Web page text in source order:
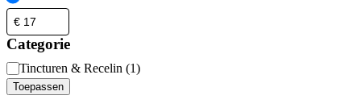
Categorie
Categorie
Tincturen & Recelin (1)
Toepassen